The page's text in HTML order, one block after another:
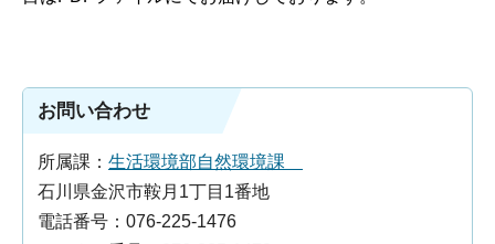
お問い合わせ
所属課： 生活環境部自然環境課
石川県金沢市鞍月1丁目1番地
電話番号：076-225-1476